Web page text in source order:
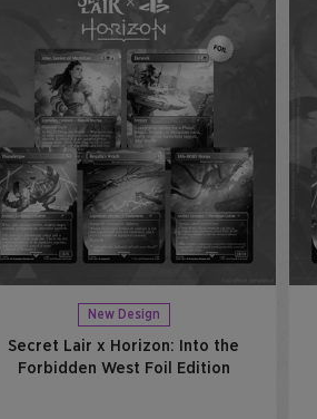
New Design
Secret Lair x Horizon: Into the
Forbidden West Foil Edition